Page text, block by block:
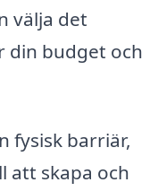
välja det
din budget och
fysisk barriär,
att skapa och